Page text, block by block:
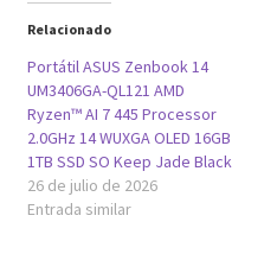
Relacionado
Portátil ASUS Zenbook 14
UM3406GA-QL121 AMD
Ryzen™ AI 7 445 Processor
2.0GHz 14 WUXGA OLED 16GB
1TB SSD SO Keep Jade Black
26 de julio de 2026
Entrada similar